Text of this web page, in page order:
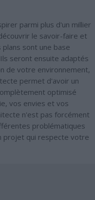
parmi plus d'un millier
le savoir-faire et
sont une base
seront ensuite adaptés
de votre environnement,
permet d'avoir un
optimisé
vos envies et vos
n'est pas forcément
problématiques
projet qui respecte votre